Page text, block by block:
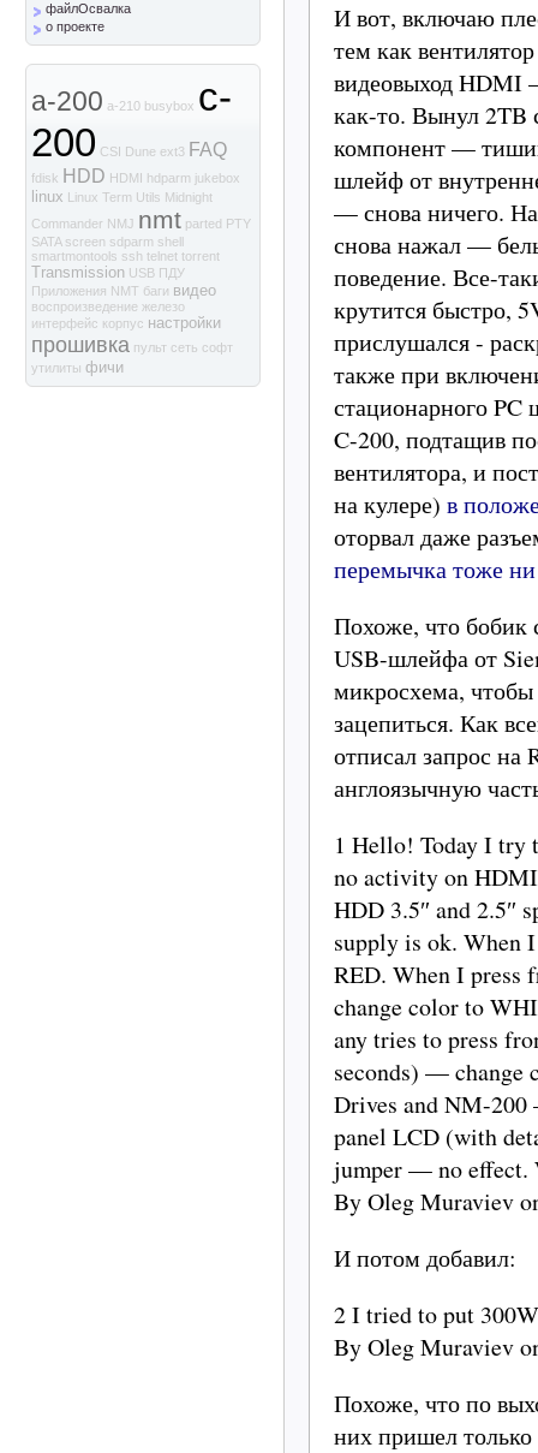
И вот, включаю
тем как
видеовыход HDMI
как-то. Вынул 2TB
компонент —
шлейф от
— снова ничего.
снова нажал —
поведение. Все-
крутится быстро,
прислушался -
также при
стационарного PC
C-200, подтащив
вентилятора, и
на кулере) в
оторвал даже
перемычка тоже
Похоже, что бобик
USB-шлейфа от
микросхема,
зацепиться. Как
отписал запрос на
англоязычную
1 Hello! Today I try
no activity on
HDD 3.5″ and 2.5″
supply is ok. When
RED. When I press
change color to
any tries to press
seconds) — change
Drives and NM-200
panel LCD (with
jumper — no effect.
By Oleg Muraviev
И потом добавил:
2 I tried to put
By Oleg Muraviev
Похоже, что по
них пришел
файлОсвалка
о проекте
a-200 a-210 busybox c-
200 CSI Dune ext3 FAQ
fdisk HDD HDMI hdparm jukebox
linux Linux Term Utils Midnight
Commander NMJ nmt parted PTY
SATA screen sdparm shell
smartmontools ssh telnet torrent
Transmission USB ПДУ
Приложения NMT баги видео
воспроизведение железо
интерфейс корпус настройки
прошивка пульт сеть софт
утилиты фичи